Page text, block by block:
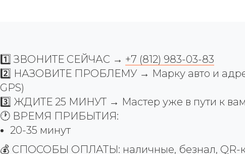
1️⃣ ЗВОНИТЕ СЕЙЧАС → +7 (812) 983-03-83
2️⃣ НАЗОВИТЕ ПРОБЛЕМУ → Марку авто и
GPS)
3️⃣ ЖДИТЕ 25 МИНУТ → Мастер уже в пути к
🕐 ВРЕМЯ ПРИБЫТИЯ:
20-35 минут
💰 СПОСОБЫ ОПЛАТЫ: наличные, безнал, QR-